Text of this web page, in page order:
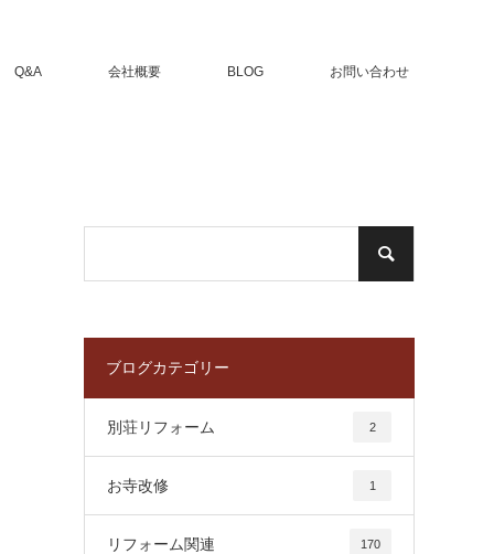
Q&A 会社概要 BLOG お問い合わせ
ブログカテゴリー
別荘リフォーム 2
お寺改修 1
リフォーム関連 170